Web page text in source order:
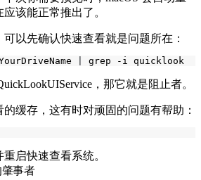
该能正常推出了。
以先确认快速查看就是问题所在：
，那它就是阻止者。
缓存，这有时对顽固的问题有帮助：
启快速查看系统。
事者